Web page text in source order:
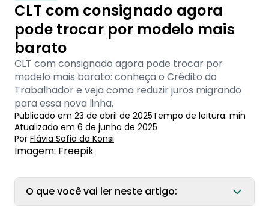
CLT com consignado agora
pode trocar por modelo mais
barato
CLT com consignado agora pode trocar por
modelo mais barato: conheça o Crédito do
Trabalhador e veja como reduzir juros migrando
para essa nova linha.
Publicado em 23 de abril de 2025Tempo de leitura: min
Atualizado em 6 de junho de 2025
Por Flávia Sofia da Konsi
Imagem: Freepik
O que você vai ler neste artigo: